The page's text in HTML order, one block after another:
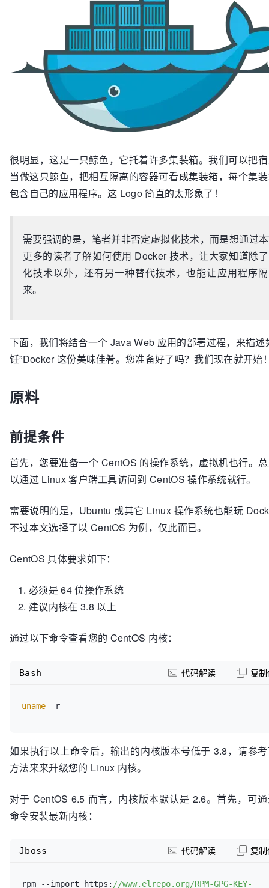
很明显，这是一只鲸鱼，它托着许多集装箱。我们可以把
当做这只鲸鱼，把相互隔离的容器可看成集装箱，每个集
包含自己的应用程序。这 Logo 简直的太形象了！
需要强调的是，笔者并非否定虚拟化技术，而是想通过
更多的读者了解如何使用 Docker 技术，让大家知道除
化技术以外，还有另一种替代技术，也能让应用程序
来。
下面，我们将结合一个 Java Web 应用的部署过程，来描述
饪”Docker 这份美味佳肴。您准备好了吗？我们现在就开始
原料
前提条件
首先，您要准备一个 CentOS 的操作系统，虚拟机也行。
以通过 Linux 客户端工具访问到 CentOS 操作系统就行。
需要说明的是，Ubuntu 或其它 Linux 操作系统也能玩
不过本文选择了以 CentOS 为例，仅此而已。
CentOS 具体要求如下：
必须是 64 位操作系统
建议内核在 3.8 以上
通过以下命令查看您的 CentOS 内核：
uname
Bash 代码解读 复
如果执行以上命令后，输出的内核版本号低于 3.8，请参
方法来来升级您的 Linux 内核。
对于 CentOS 6.5 而言，内核版本默认是 2.6。首先，可
命令安装最新内核：
rpm --import https: //www.elrepo.org/RPM-GPG-KEY-
Jboss 代码解读 复